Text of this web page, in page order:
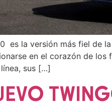
es la versión más fiel de
en el corazón de los
sus […]